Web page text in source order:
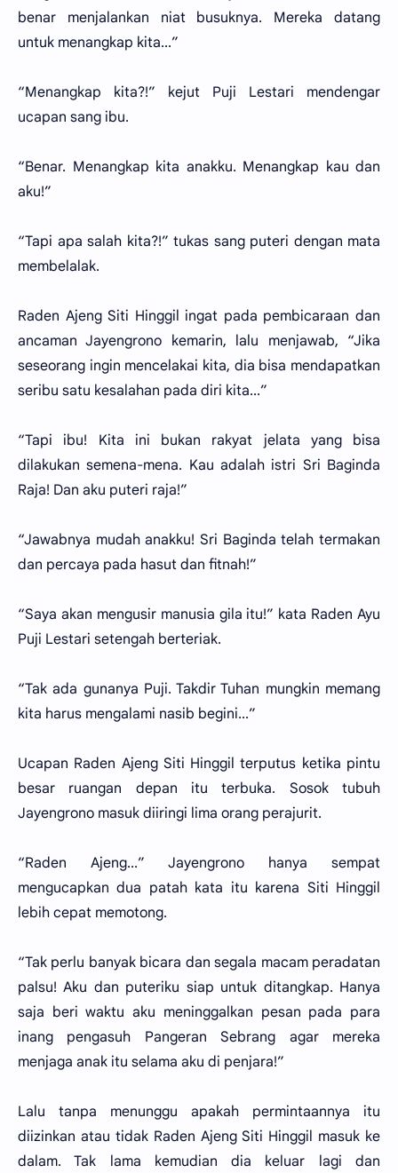
benar menjalankan niat busuknya. Mereka datang
untuk menangkap kita...”
“Menangkap kita?!” kejut Puji Lestari mendengar
ucapan sang ibu.
“Benar. Menangkap kita anakku. Menangkap kau dan
aku!”
“Tapi apa salah kita?!” tukas sang puteri dengan mata
membelalak.
Raden Ajeng Siti Hinggil ingat pada pembicaraan dan
ancaman Jayengrono kemarin, lalu menjawab, “Jika
seseorang ingin mencelakai kita, dia bisa mendapatkan
seribu satu kesalahan pada diri kita...”
“Tapi ibu! Kita ini bukan rakyat jelata yang bisa
dilakukan semena-mena. Kau adalah istri Sri Baginda
Raja! Dan aku puteri raja!”
“Jawabnya mudah anakku! Sri Baginda telah termakan
dan percaya pada hasut dan fitnah!”
“Saya akan mengusir manusia gila itu!” kata Raden Ayu
Puji Lestari setengah berteriak.
“Tak ada gunanya Puji. Takdir Tuhan mungkin memang
kita harus mengalami nasib begini...”
Ucapan Raden Ajeng Siti Hinggil terputus ketika pintu
besar ruangan depan itu terbuka. Sosok tubuh
Jayengrono masuk diiringi lima orang perajurit.
“Raden Ajeng...” Jayengrono hanya sempat
mengucapkan dua patah kata itu karena Siti Hinggil
lebih cepat memotong.
“Tak perlu banyak bicara dan segala macam peradatan
palsu! Aku dan puteriku siap untuk ditangkap. Hanya
saja beri waktu aku meninggalkan pesan pada para
inang pengasuh Pangeran Sebrang agar mereka
menjaga anak itu selama aku di penjara!”
Lalu tanpa menunggu apakah permintaannya itu
diizinkan atau tidak Raden Ajeng Siti Hinggil masuk ke
dalam. Tak lama kemudian dia keluar lagi dan